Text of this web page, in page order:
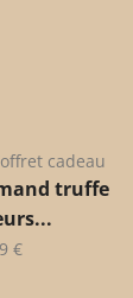
cadeau
truffe
€